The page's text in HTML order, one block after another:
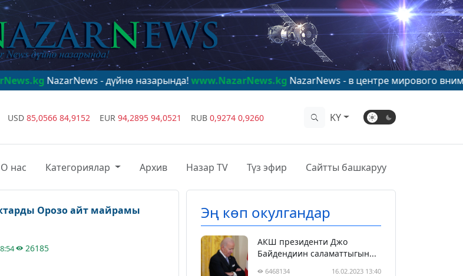
- дүйнө назарында!www.NazarNews.kgNazarNews - в центре мирового внимания!
USD 85,0566 84,9152 EUR 94,2895 94,0521 RUB 0,9274 0,9260 KY
О нас Категориялар Архив Назар TV Түз эфир Сайтты башкаруу
Орозо айт майрамы
26185
Эң көп окулгандар
АКШ президенти Джо
Байдендиин саламаттыгын...
6468134 16.02.2023 13:40